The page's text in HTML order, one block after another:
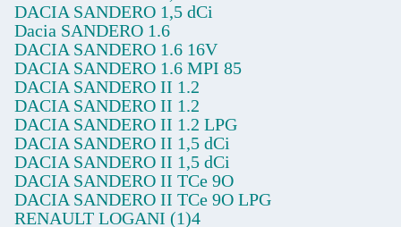
DACIA SANDERO 1,5 dCi
Dacia SANDERO 1.6
DACIA SANDERO 1.6 16V
DACIA SANDERO 1.6 MPI 85
DACIA SANDERO II 1.2
DACIA SANDERO II 1.2
DACIA SANDERO II 1.2 LPG
DACIA SANDERO II 1,5 dCi
DACIA SANDERO II 1,5 dCi
DACIA SANDERO II TCe 9O
DACIA SANDERO II TCe 9O LPG
RENAULT LOGANI (1)4